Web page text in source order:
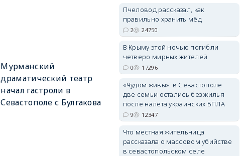
Мурманский
драматический театр
начал гастроли в
Севастополе с Булгакова
erid: 2SDnjdPjgYS
erid: 2SDnjdvhGXG
Пчеловод рассказал, как
правильно хранить мёд
2 24750
В Крыму этой ночью погибли
четверо мирных жителей
0 17296
«Чудом живы»: в Севастополе
две семьи остались без жилья
после налёта украинских БПЛА
9 12347
Что местная жительница
рассказала о массовом убийстве
в севастопольском селе